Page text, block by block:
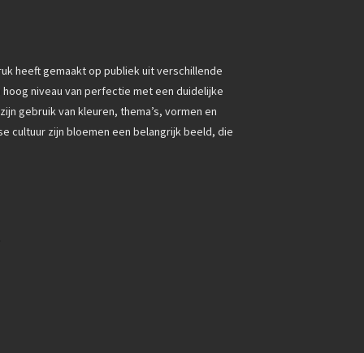
heeft gemaakt op publiek uit verschillende
niveau van perfectie met een duidelijke
gebruik van kleuren, thema’s, vormen en
cultuur zijn bloemen een belangrijk beeld, die